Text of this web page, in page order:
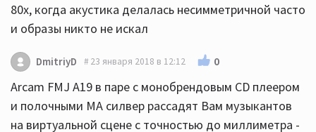
80х, когда акустика делалась несимметричной часто
и образы никто не искал
DmitriyD 23 января 2018 в 12:12 0
Arcam FMJ A19 в паре с монобрендовым CD плеером
и полочными МА силвер рассадят Вам музыкантов
на виртуальной сцене с точностью до миллиметра -